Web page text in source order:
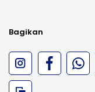
Bagikan